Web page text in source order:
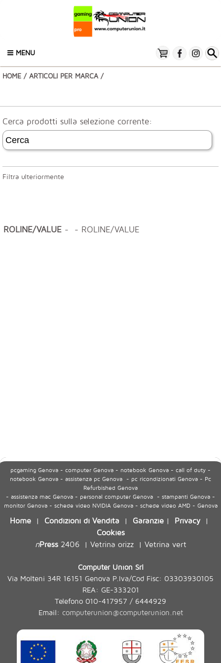
MENU
HOME / ARTICOLI PER MARCA /
Cerca prodotti sulla selezione corrente:
Filtra ulteriormente
ROLINE/VALUE - - ROLINE/VALUE
pcgaming Genova - computer Genova - notebook Genova - call of duty -
notebook Genova - assistenza pc Genova - pc ricondizionati Genova - Pc
Refurbished Genova
- assistenza mac Genova - personal computer Genova - stampanti Genova -
monitor Genova - schede video NVIDIA Genova - schede video AMD - Genova
Home | Condizioni di Vendita | Garanzie | Privacy|
Cookies
nPress2406| Vetrina orizz| Vetrina vert
Computer Union Srl
Via Molteni 34R 16151 Genova P.Iva/Cod Fisc: 03303930105
REA: GE-333201
Telefono 010-417957 / 6444929
Email: computerunion@computerunion.net